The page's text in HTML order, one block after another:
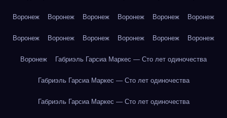
Воронеж Воронеж Воронеж Воронеж Воронеж Воронеж
Воронеж Воронеж Воронеж Воронеж Воронеж Воронеж
Воронеж Габриэль Гарсиа Маркес — Сто лет одиночества
Габриэль Гарсиа Маркес — Сто лет одиночества
Габриэль Гарсиа Маркес — Сто лет одиночества